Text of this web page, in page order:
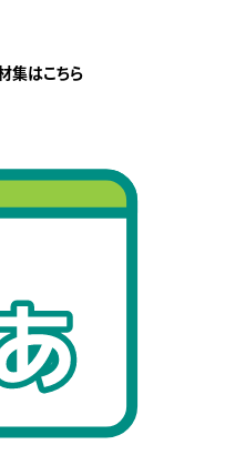
集はこちら